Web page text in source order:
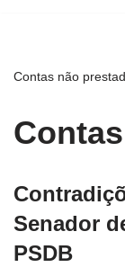
Contas não
Senador
PSDB